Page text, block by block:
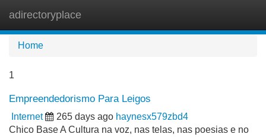
adirectoryplace
Home
1
Empreendedorismo Para Leigos
Internet 265 days ago haynesx579zbd4
Chico Base A Cultura na voz, nas telas, nas poesias e no